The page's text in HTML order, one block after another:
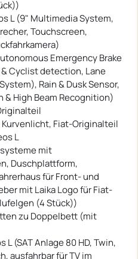
L (9" Multimedia System,
Touchscreen,
Emergency Brake
Cyclist detection, Lane
Rain & Dusk Sensor,
& High Beam Recognition)
Fiat-Originalteil
L
mit
Duschplattform,
für Front- und
mit Laika Logo für Fiat-
(4 Stück))
zu Doppelbett (mit
L (SAT Anlage 80 HD, Twin,
ausfahrbar für TV im